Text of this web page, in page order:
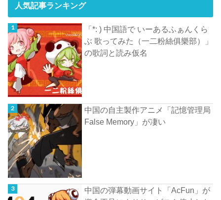
人気記事ランキング
「*: ) 中国語で いーあるふぁんくら
ぶ 歌ってみた（一二粉絲俱樂部）」
の歌詞と読み仮名
中国の自主製作アニメ「記憶管理局
False Memory」が凄い
中国の弾幕動画サイト「AcFun」が